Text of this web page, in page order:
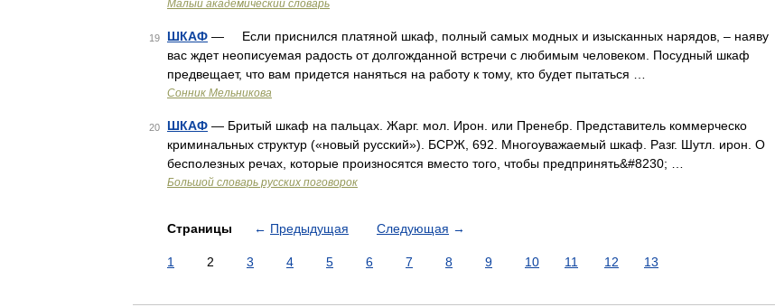
Малый академический словарь
19 ШКАФ — Если приснился платяной шкаф, полный самых модных и изысканных нарядов, – наяву
вас ждет неописуемая радость от долгожданной встречи с любимым человеком. Посудный шкаф
предвещает, что вам придется наняться на работу к тому, кто будет пытаться …
Сонник Мельникова
20 ШКАФ — Бритый шкаф на пальцах. Жарг. мол. Ирон. или Пренебр. Представитель коммерческо
криминальных структур («новый русский»). БСРЖ, 692. Многоуважаемый шкаф. Разг. Шутл. ирон. О
бесполезных речах, которые произносятся вместо того, чтобы предпринять&#8230; …
Большой словарь русских поговорок
Страницы ← Предыдущая Следующая →
1 2 3 4 5 6 7 8 9 10 11 12 13